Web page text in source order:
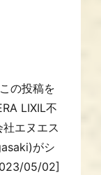
の投稿を
LIXIL不
エヌエス
がシ
05/02]